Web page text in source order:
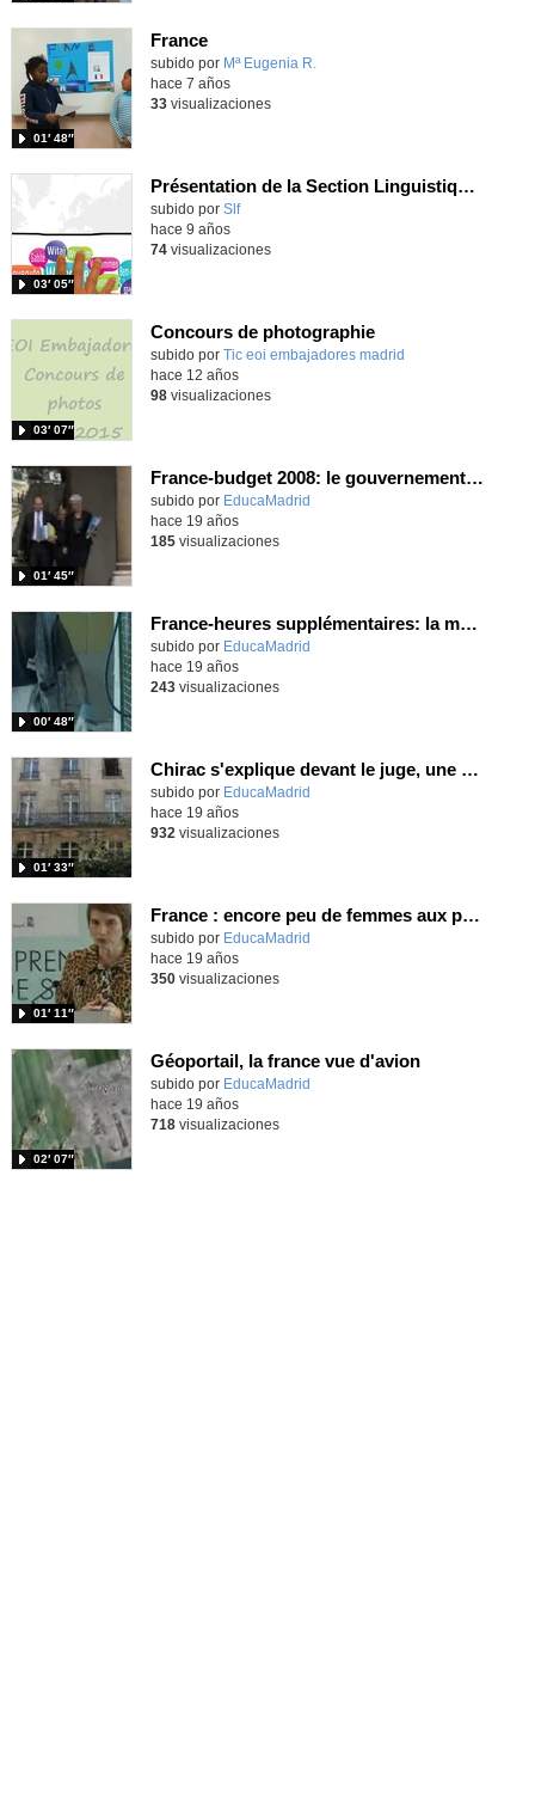
France
subido por Mª Eugenia R.
01′ 48″
hace 7 años
33visualizaciones
Présentation de la Section Linguistique française IES PINTOR ANTONIO LÓPEZ
subido por Slf
03′ 05″
-
hace 9 años
74visualizaciones
Concours de photographie
subido por Tic eoi embajadores madrid
03′ 07″
hace 12 años
98visualizaciones
France-budget 2008: le gouvernement stabilise les déficits
subido por EducaMadrid
01′ 45″
hace 19 años
185visualizaciones
France-heures supplémentaires: la mesure en vigueur
subido por EducaMadrid
00′ 48″
hace 19 años
243visualizaciones
Chirac s'explique devant le juge, une première en France
subido por EducaMadrid
01′ 33″
hace 19 años
932 visualizaciones
France : encore peu de femmes aux postes à responsabilité
subido por EducaMadrid
01′ 11″
hace 19 años
350visualizaciones
Géoportail, la france vue d'avion
subido por EducaMadrid
02′ 07″
hace 19 años
718visualizaciones